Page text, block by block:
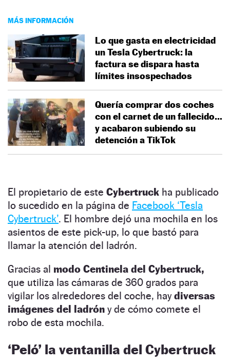
MÁS INFORMACIÓN
Lo que gasta en electricidad
un Tesla Cybertruck: la
factura se dispara hasta
límites insospechados
Quería comprar dos coches
con el carnet de un fallecido…
y acabaron subiendo su
detención a TikTok
El propietario de este Cybertruck ha publicado
lo sucedido en la página de Facebook ‘Tesla
Cybertruck’. El hombre dejó una mochila en los
asientos de este pick-up, lo que bastó para
llamar la atención del ladrón.
Gracias al modo Centinela del Cybertruck,
que utiliza las cámaras de 360 grados para
vigilar los alrededores del coche, haydiversas
imágenes del ladrón y de cómo comete el
robo de esta mochila.
‘Peló’ la ventanilla del Cybertruck